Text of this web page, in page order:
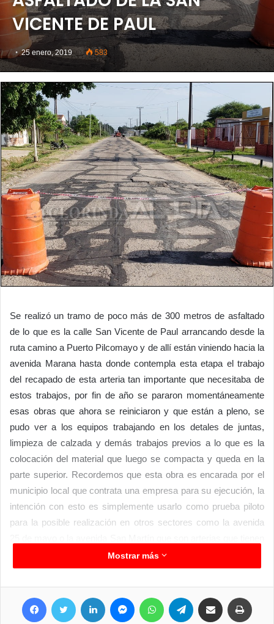
VICENTE DE PAUL
25 enero, 2019 583
Se realizó un tramo de poco más de 300 metros de asfaltado
de lo que es la calle San Vicente de Paul arrancando desde la
ruta camino a Puerto Pilcomayo y de allí están viniendo hacia la
avenida Marana hasta donde contempla esta etapa el trabajo
del recapado de esta arteria tan importante que necesitaba de
estos trabajos, por fin de año se pararon momentáneamente
esas obras que ahora se reiniciaron y que están a pleno, se
pudo ver a los equipos trabajando en los detales de juntas,
limpieza de calzada y demás trabajos previos a lo que es la
colocación del material que luego se compacta y queda en la
parte superior. Recordemos que esta obra es encarada por el
municipio local que contrata una empresa para su ejecución, la
intención con esto es simplemente usarlo como prueba piloto
para la posible realización en otros sectores como la avenida
muchos años y su pavimento está dañado por las diferentes
cuestiones climáticas que les toco afrontar.
Mostrar más